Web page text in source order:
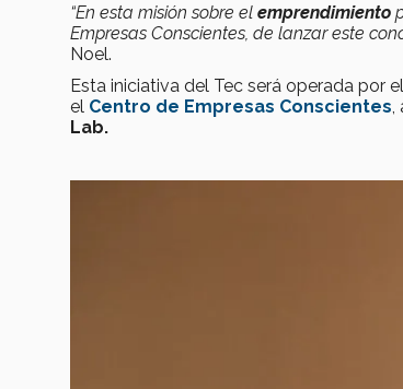
“En esta misión sobre el emprendimiento
Empresas Conscientes, de lanzar este
Noel.
Esta iniciativa del Tec será operada por el
el Centro de Empresas Conscientes
Lab.